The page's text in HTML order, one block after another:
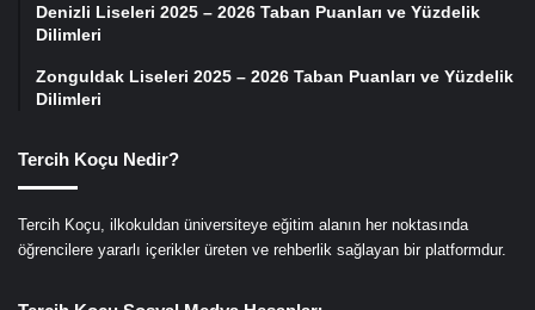
Denizli Liseleri 2025 – 2026 Taban Puanları ve Yüzdelik
Dilimleri
Zonguldak Liseleri 2025 – 2026 Taban Puanları ve Yüzdelik
Dilimleri
Tercih Koçu Nedir?
Tercih Koçu, ilkokuldan üniversiteye eğitim alanın her noktasında
öğrencilere yararlı içerikler üreten ve rehberlik sağlayan bir platformdur.